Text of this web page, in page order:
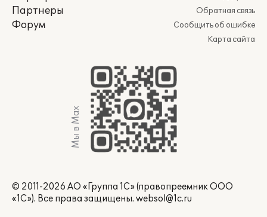
Партнеры
Форум
Обратная связь
Сообщить об ошибке
Карта сайта
Мы в Max
© 2011-2026 АО «Группа 1С» (правопреемник ООО
«1С»). Все права защищены. websol@1c.ru